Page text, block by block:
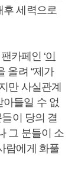
후 세력으로
카페인 ‘이
올려 “제가
만 사실관계
아들일 수 없
이 당의 결
그 분들이 소
람에게 화풀